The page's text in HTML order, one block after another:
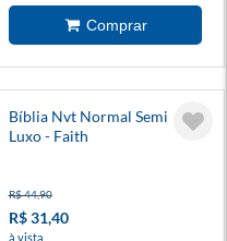
Bíblia Nvt Normal Semi
Luxo - Faith
R$ 44,90
R$ 31,40
à vista